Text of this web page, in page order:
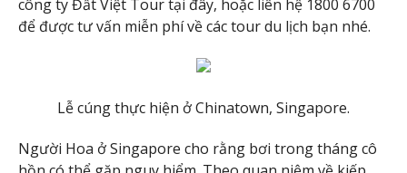
công ty Đất Việt Tour tại đây, hoặc liên hệ 1800 6700
để được tư vấn miễn phí về các tour du lịch bạn nhé.
Lễ cúng thực hiện ở Chinatown, Singapore.
Người Hoa ở Singapore cho rằng bơi trong tháng cô